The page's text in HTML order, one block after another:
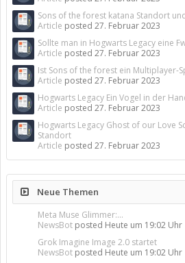
Sons of the forest katana Standort
Article posted 27. Februar 2023
Sollte man in Hogwarts Legacy eine
Article posted 27. Februar 2023
Ist Sons of the forest ein Multiplayer-
Article posted 27. Februar 2023
Hogwarts Legacy Ein Vogel in der
Article posted 27. Februar 2023
Hogwarts Legacy Ghost of our Love
Standort
Article posted 27. Februar 2023
Neue Themen
Meta Muse Glimmer:...
NewsBot posted Heute um 19:02 Uhr
Grok Imagine Image 2.0 startet
NewsBot posted Heute um 19:02 Uhr